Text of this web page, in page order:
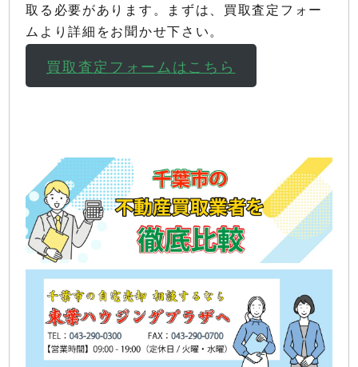
取る必要があります。まずは、買取査定フォー
ムより詳細をお聞かせ下さい。
買取査定フォームはこちら